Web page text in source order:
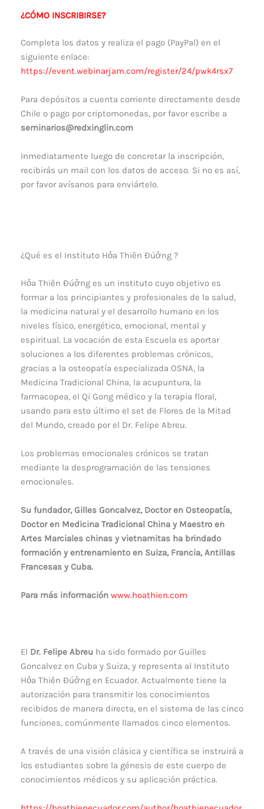
¿CÓMO INSCRIBIRSE?
Completa los datos y realiza el pago (PayPal) en el
siguiente enlace:
https://event.webinarjam.com/register/24/pwk4rsx7
Para depósitos a cuenta corriente directamente desde
Chile o pago por criptomonedas, por favor escribe a
seminarios@redxinglin.com
Inmediatamente luego de concretar la inscripción,
recibirás un mail con los datos de acceso. Si no es así,
por favor avísanos para enviártelo.
¿Qué es el Instituto Hỏa Thiên Đúởng ?
Hỏa Thiên Đúởng es un instituto cuyo objetivo es
formar a los principiantes y profesionales de la salud,
la medicina natural y el desarrollo humano en los
niveles físico, energético, emocional, mental y
espiritual. La vocación de esta Escuela es aportar
soluciones a los diferentes problemas crónicos,
gracias a la osteopatía especializada OSNA, la
Medicina Tradicional China, la acupuntura, la
farmacopea, el Qi Gong médico y la terapia floral,
usando para esto último el set de Flores de la Mitad
del Mundo, creado por el Dr. Felipe Abreu.
Los problemas emocionales crónicos se tratan
mediante la desprogramación de las tensiones
emocionales.
Su fundador, Gilles Goncalvez, Doctor en Osteopatía,
Doctor en Medicina Tradicional China y Maestro en
Artes Marciales chinas y vietnamitas ha brindado
formación y entrenamiento en Suiza, Francia, Antillas
Francesas y Cuba.
Para más información www.hoathien.com
El Dr. Felipe Abreu ha sido formado por Guilles
Goncalvez en Cuba y Suiza, y representa al Instituto
Hỏa Thiên Đúởng en Ecuador. Actualmente tiene la
autorización para transmitir los conocimientos
recibidos de manera directa, en el sistema de las cinco
funciones, comúnmente llamados cinco elementos.
A través de una visión clásica y científica se instruirá a
los estudiantes sobre la génesis de este cuerpo de
conocimientos médicos y su aplicación práctica.